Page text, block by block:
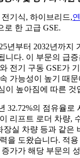
기식, 하이브리드,
로 한 고급 GSE.
년부터 2032년까지
니다. 이 부문의 급증
전기 구동 GSE가
가능성이 높기 때문
이 높아짐에 따른 것
32.72%의 점유율로
리프트 로더 차량,
장실 차량 등과 같은
을 도왔습니다. 적
가가 해당 부문의